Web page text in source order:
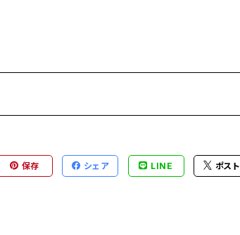
保存 シェア LINE ポスト